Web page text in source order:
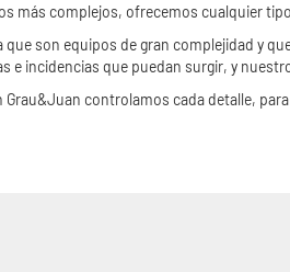
más complejos, ofrecemos cualquier
son equipos de gran complejidad y
incidencias que puedan surgir, y
controlamos cada detalle,